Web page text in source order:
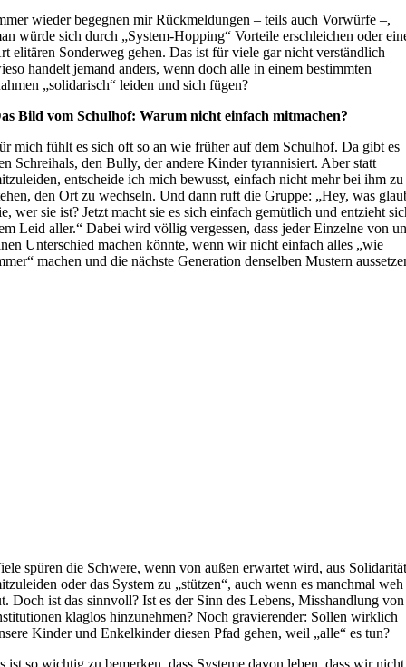
wieder begegnen mir Rückmeldungen – teils auch Vorwürfe –,
würde sich durch „System-Hopping“ Vorteile erschleichen oder
elitären Sonderweg gehen. Das ist für viele gar nicht verständlich –
handelt jemand anders, wenn doch alle in einem bestimmten
„solidarisch“ leiden und sich fügen?
Bild vom Schulhof: Warum nicht einfach mitmachen?
mich fühlt es sich oft so an wie früher auf dem Schulhof. Da gibt es
Schreihals, den Bully, der andere Kinder tyrannisiert. Aber statt
entscheide ich mich bewusst, einfach nicht mehr bei ihm zu
den Ort zu wechseln. Und dann ruft die Gruppe: „Hey, was
wer sie ist? Jetzt macht sie es sich einfach gemütlich und entzieht
Leid aller.“ Dabei wird völlig vergessen, dass jeder Einzelne von
Unterschied machen könnte, wenn wir nicht einfach alles „wie
machen und die nächste Generation denselben Mustern
spüren die Schwere, wenn von außen erwartet wird, aus
oder das System zu „stützen“, auch wenn es manchmal weh
Doch ist das sinnvoll? Ist es der Sinn des Lebens, Misshandlung von
klaglos hinzunehmen? Noch gravierender: Sollen wirklich
Kinder und Enkelkinder diesen Pfad gehen, weil „alle“ es tun?
ist so wichtig zu bemerken, dass Systeme davon leben, dass wir nicht